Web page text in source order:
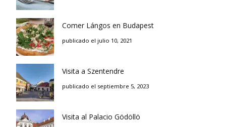
Comer Lángos en Budapest
publicado el julio 10, 2021
Visita a Szentendre
publicado el septiembre 5, 2023
Visita al Palacio Gödöllö